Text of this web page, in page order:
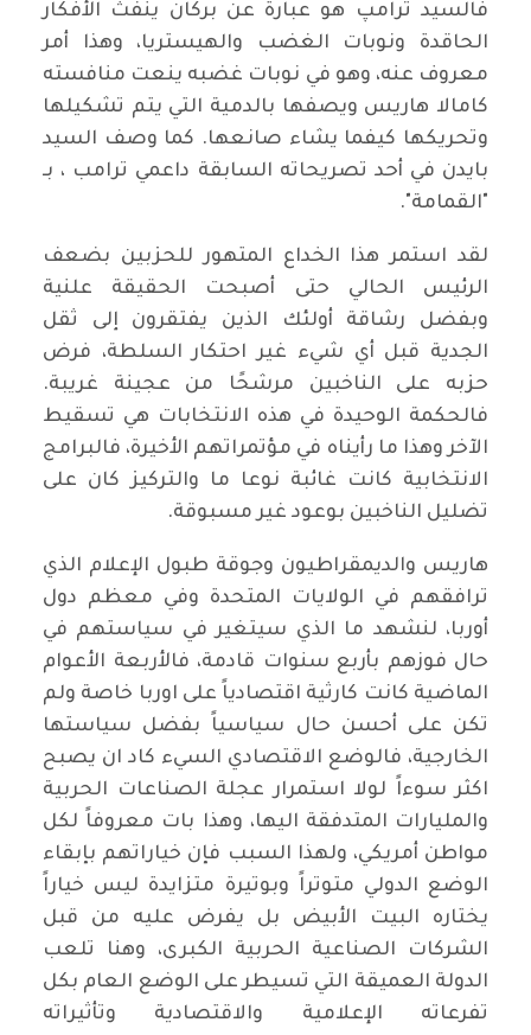
فالسيد ترامپ هو عبارة عن بركان ينفث الأفكار
الحاقدة ونوبات الغضب والهيستريا، وهذا أمر
معروف عنه، وهو في نوبات غضبه ينعت منافسته
كامالا هاريس ويصفها بالدمية التي يتم تشكيلها
وتحريكها كيفما يشاء صانعها. كما وصف السيد
بايدن في أحد تصريحاته السابقة داعمي ترامب ، بـ
"القمامة".
لقد استمر هذا الخداع المتهور للحزبين بضعف
الرئيس الحالي حتى أصبحت الحقيقة علنية
وبفضل رشاقة أولئك الذين يفتقرون إلى ثقل
الجدية قبل أي شيء غير احتكار السلطة، فرض
حزبه على الناخبين مرشحًا من عجينة غريبة.
فالحكمة الوحيدة في هذه الانتخابات هي تسقيط
الآخر وهذا ما رأيناه في مؤتمراتهم الأخيرة، فالبرامج
الانتخابية كانت غائبة نوعا ما والتركيز كان على
تضليل الناخبين بوعود غير مسبوقة.
هاريس والديمقراطيون وجوقة طبول الإعلام الذي
ترافقهم في الولايات المتحدة وفي معظم دول
أوربا، لنشهد ما الذي سيتغير في سياستهم في
حال فوزهم بأربع سنوات قادمة، فالأربعة الأعوام
الماضية كانت كارثية اقتصادياً على اوربا خاصة ولم
تكن على أحسن حال سياسياً بفضل سياستها
الخارجية، فالوضع الاقتصادي السيء كاد ان يصبح
اكثر سوءاً لولا استمرار عجلة الصناعات الحربية
والمليارات المتدفقة اليها، وهذا بات معروفاً لكل
مواطن أمريكي، ولهذا السبب فإن خياراتهم بإبقاء
الوضع الدولي متوتراً وبوتيرة متزايدة ليس خياراً
يختاره البيت الأبيض بل يفرض عليه من قبل
الشركات الصناعية الحربية الكبرى، وهنا تلعب
الدولة العميقة التي تسيطر على الوضع العام بكل
تفرعاته الإعلامية والاقتصادية وتأثيراته